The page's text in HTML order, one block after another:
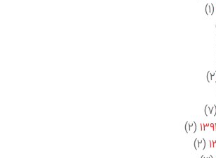
(۱)
(۷)
(۲)
(۲)